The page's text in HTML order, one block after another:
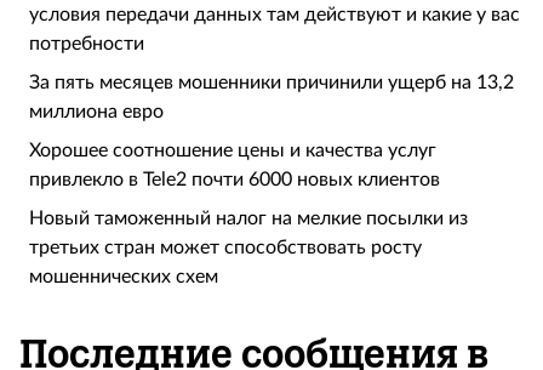
условия передачи данных там действуют и какие у вас
потребности
За пять месяцев мошенники причинили ущерб на 13,2
миллиона евро
Хорошее соотношение цены и качества услуг
привлекло в Tele2 почти 6000 новых клиентов
Новый таможенный налог на мелкие посылки из
третьих стран может способствовать росту
мошеннических схем
Последние сообщения в